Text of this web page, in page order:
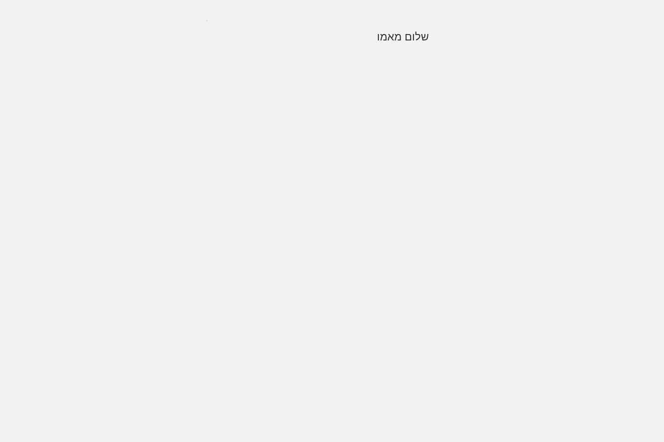
שלום מאמו